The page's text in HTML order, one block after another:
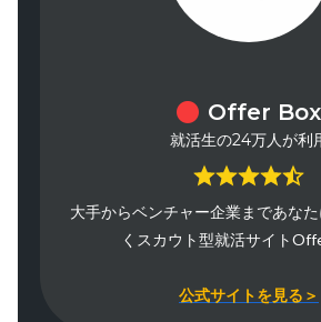
Offer Box
就活生の24万人が利
大手からベンチャー企業まであな
くスカウト型就活サイト
公式サイトを見る＞